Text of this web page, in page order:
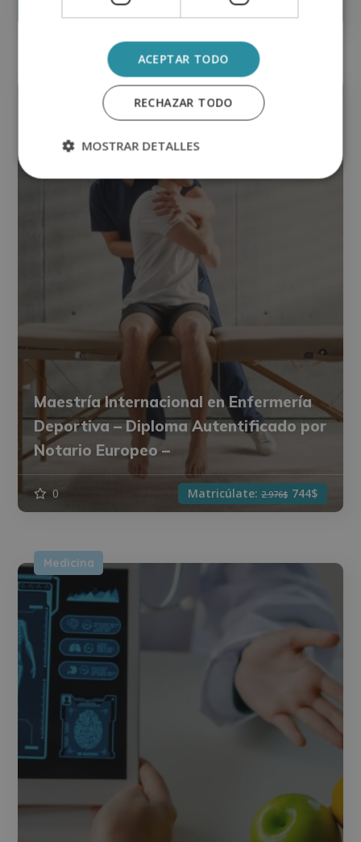
Matricúlate:
Maestría Internacional en Enfermería
Deportiva – Diploma Autentificado por
Notario Europeo –
0 Matricúlate: 2.976$ 744$
Medicina
ACEPTAR TODO
RECHAZAR TODO
MOSTRAR DETALLES